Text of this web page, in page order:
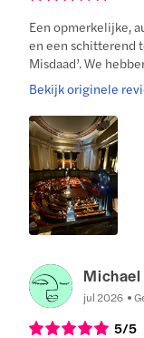
Een opmerkelijke,
en een schitterend
Misdaad’. We
Bekijk originele
Michael
jul 2026
5/5